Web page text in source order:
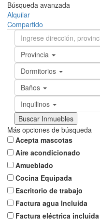
Búsqueda avanzada
Alquilar
Compartido
Provincia
Dormitorios
Baños
Inquilinos
Más opciones de búsqueda
Acepta mascotas
Aire acondicionado
Amueblado
Cocina Equipada
Escritorio de trabajo
Factura agua Incluida
Factura eléctrica incluida